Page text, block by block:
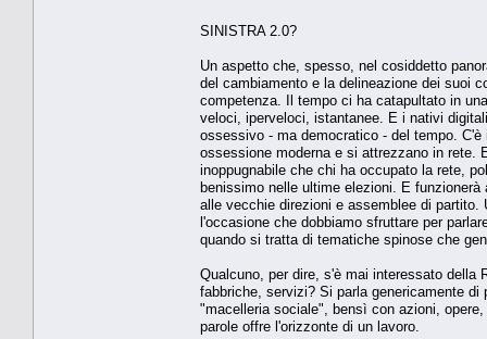
SINISTRA 2.0?
Un aspetto che, spesso, nel cosiddetto
del cambiamento e la delineazione dei suoi
competenza. Il tempo ci ha catapultato in
veloci, iperveloci, istantanee. E i nativi
ossessivo - ma democratico - del tempo.
ossessione moderna e si attrezzano in rete.
inoppugnabile che chi ha occupato la rete,
benissimo nelle ultime elezioni. E
alle vecchie direzioni e assemblee di
l'occasione che dobbiamo sfruttare per
quando si tratta di tematiche spinose che
Qualcuno, per dire, s'è mai interessato della
fabbriche, servizi? Si parla genericamente
"macelleria sociale", bensì con azioni,
parole offre l'orizzonte di un lavoro.